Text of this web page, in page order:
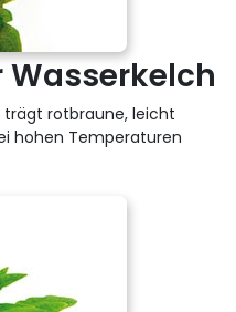
trägt rotbraune, leicht
hohen Temperaturen